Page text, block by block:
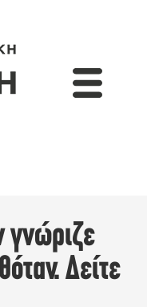
γνώριζε
Δείτε